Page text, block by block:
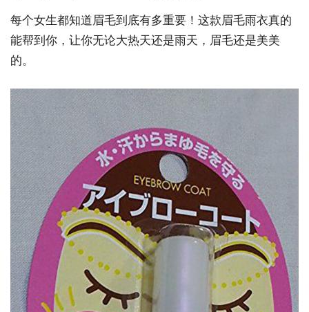
每个女生都知道眉毛到底有多重要！这款眉毛雨衣真的
能帮到你，让你无论大热天还是雨天，眉毛还是美美
的。